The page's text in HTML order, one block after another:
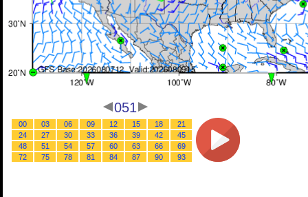
051
00 03 06 09 12 15 18
21
24
27 30 33 36 39 42
45
48
51 54 57 60 63 66
69
72
75 78 81 84 87 90 93